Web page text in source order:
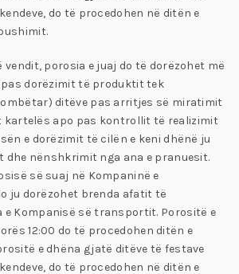
do të procedohen në ditën e
porosia e juaj do të dorëzohet më
dorëzimit të produktit tek
ditëve pas arritjes së miratimit
kartelës apo pas kontrollit të realizimit
e dorëzimit të cilën e keni dhënë ju
dhe nënshkrimit nga ana e pranuesit.
së suaj në Kompaninë e
ju dorëzohet brenda afatit të
e Kompanisë së transportit. Porositë e
12:00 do të procedohen ditën e
e dhëna gjatë ditëve të festave
do të procedohen në ditën e